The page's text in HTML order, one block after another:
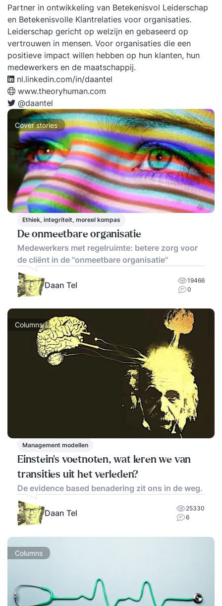
Partner in ontwikkeling van Betekenisvol Leiderschap
en Betekenisvolle Klantrelaties voor organisaties.
Leiderschap gericht op welzijn en gebaseerd op
vertrouwen in mensen. Voor organisaties die een
positieve impact willen hebben op hun klanten, hun
medewerkers en de maatschappij.
nl.linkedin.com/in/daantel
www.theoryhuman.com
@daantel
Cover stories
Ethiek, integriteit, moreel kompas
De onmeetbare organisatie
Medewerkers met regelruimte: betere zorg voor
de cliënt in de "onmeetbare organisatie"
Daan Tel
19466
0
Columns
Management modellen
Einstein's voetnoten, wat leren we van
transities uit het verleden?
De evidence based benadering zit ons in de weg.
Daan Tel
25330
6
Columns